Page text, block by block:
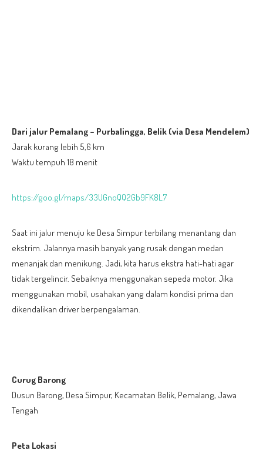
Dari jalur Pemalang – Purbalingga, Belik (via Desa Mendelem)
Jarak kurang lebih 5,6 km
Waktu tempuh 18 menit
https://goo.gl/maps/33UGnoQQ2Gb9FK8L7
Saat ini jalur menuju ke Desa Simpur terbilang menantang dan
ekstrim. Jalannya masih banyak yang rusak dengan medan
menanjak dan menikung. Jadi, kita harus ekstra hati-hati agar
tidak tergelincir. Sebaiknya menggunakan sepeda motor. Jika
menggunakan mobil, usahakan yang dalam kondisi prima dan
dikendalikan driver berpengalaman.
Curug Barong
Dusun Barong, Desa Simpur, Kecamatan Belik, Pemalang, Jawa
Tengah
Peta Lokasi